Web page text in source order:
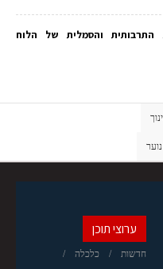
התרבותית והסמלית של הלוח
ערוצי תוכן
חדשות כלכלה